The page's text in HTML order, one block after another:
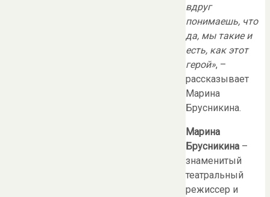
вдруг
понимаешь, что
да, мы такие и
есть, как этот
герой», –
рассказывает
Марина
Брусникина.
Марина
Брусникина –
знаменитый
театральный
режиссер и